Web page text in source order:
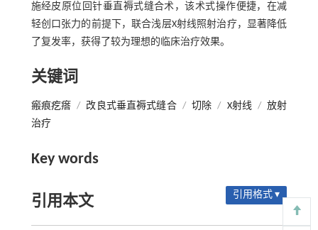
施经皮原位回针垂直褥式缝合术，该术式操作便捷，在减
轻创口张力的前提下，联合浅层X射线照射治疗，显著降低
了复发率，获得了较为理想的临床治疗效果。
关键词
瘢痕疙瘩 / 改良式垂直褥式缝合 / 切除 / X射线 / 放射
治疗
Key words
引用本文 引用格式 ▾